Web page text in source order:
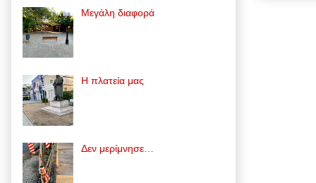
Μεγάλη διαφορά
Η πλατεία μας
Δεν μερίμνησε…